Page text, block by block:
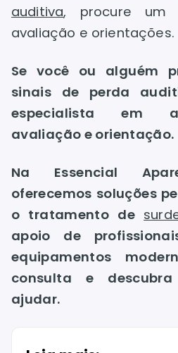
auditiva, procure um
avaliação e orientações.
Se você ou alguém
sinais de perda
especialista em
avaliação e orientação.
Na Essencial
oferecemos soluções
o tratamento de
apoio de
equipamentos
consulta e
ajudar.